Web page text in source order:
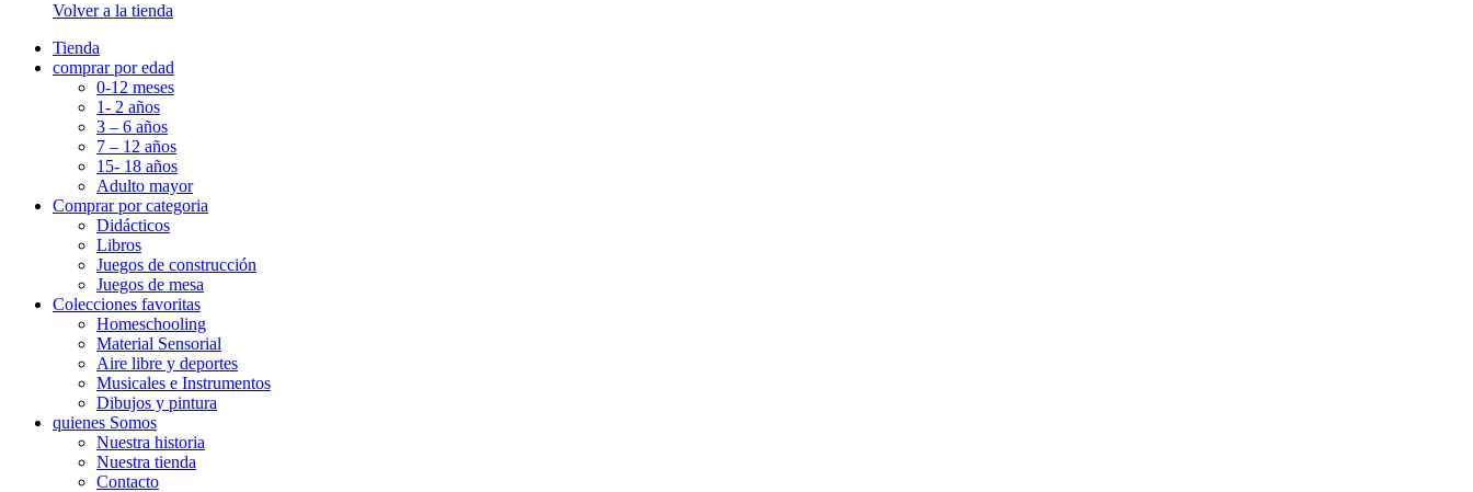
Volver a la tienda
Tienda
comprar por edad
0-12 meses
1- 2 años
3 – 6 años
7 – 12 años
15- 18 años
Adulto mayor
Comprar por categoria
Didácticos
Libros
Juegos de construcción
Juegos de mesa
Colecciones favoritas
Homeschooling
Material Sensorial
Aire libre y deportes
Musicales e Instrumentos
Dibujos y pintura
quienes Somos
Nuestra historia
Nuestra tienda
Contacto